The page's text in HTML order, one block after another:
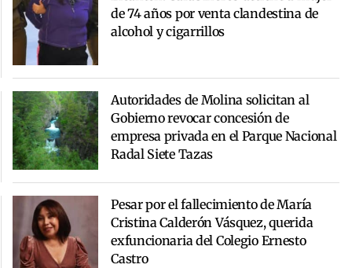
de 74 años por venta clandestina de
alcohol y cigarrillos
Autoridades de Molina solicitan al
Gobierno revocar concesión de
empresa privada en el Parque Nacional
Radal Siete Tazas
Pesar por el fallecimiento de María
Cristina Calderón Vásquez, querida
exfuncionaria del Colegio Ernesto
Castro